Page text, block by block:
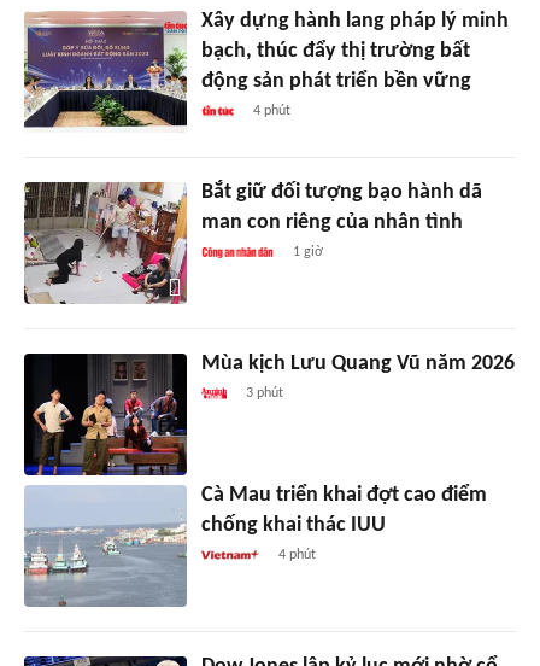
Xây dựng hành lang pháp lý minh
bạch, thúc đẩy thị trường bất
động sản phát triển bền vững
4 phút
Bắt giữ đối tượng bạo hành dã
man con riêng của nhân tình
1 giờ
Mùa kịch Lưu Quang Vũ năm 2026
3 phút
Cà Mau triển khai đợt cao điểm
chống khai thác IUU
4 phút